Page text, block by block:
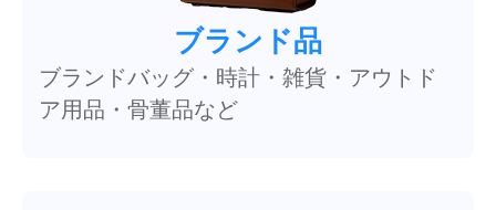
ブランド品
ブランドバッグ・時計・雑貨・アウトド
ア用品・骨董品など